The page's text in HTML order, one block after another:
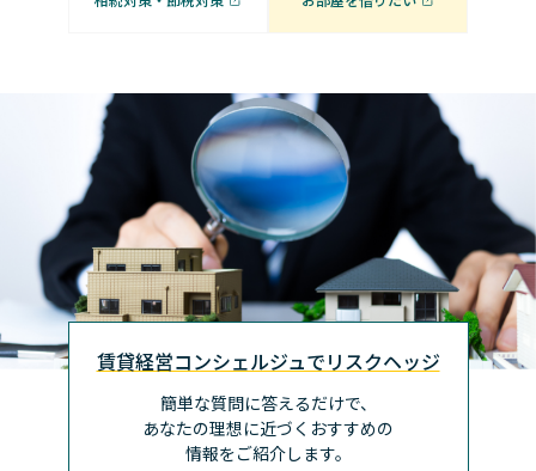
賃貸経営コンシェルジュでリスクヘッジ
簡単な質問に答えるだけで、
あなたの理想に近づく おすすめの
情報をご紹介します。